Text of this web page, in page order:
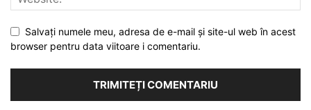
Salvați numele meu, adresa de e-mail și site-ul web în acest
browser pentru data viitoare i comentariu.